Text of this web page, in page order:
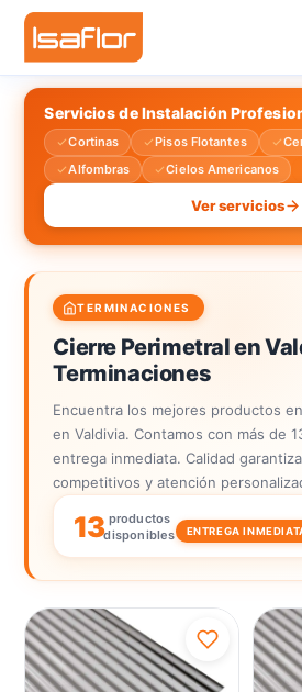
Servicios de Instalación
Cortinas Pisos Flotantes
Alfombras
Cielos Americanos
Ver servicios
TERMINACIONES
Cierre Perimetral en
Terminaciones
Encuentra los mejores productos
en Valdivia. Contamos con más de
entrega inmediata. Calidad
competitivos y atención
nuestras tiendas en Valdivia y
13 productos
disponibles
ENTREGA